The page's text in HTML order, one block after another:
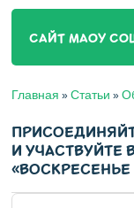
САЙТ МАОУ
Главная »Статьи »
И УЧАСТВУЙТЕ